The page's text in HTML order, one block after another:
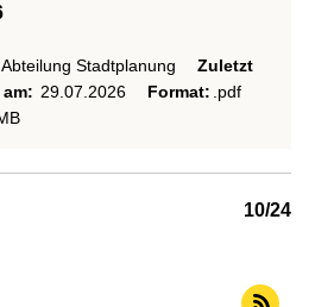
Abteilung Stadtplanung
Zuletzt
29.07.2026 Format: .pdf
10/24